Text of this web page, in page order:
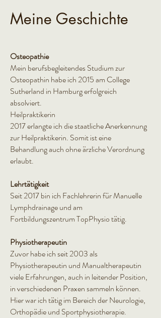
Meine Geschichte
Osteopathie
Mein berufsbegleitendes Studium zur
Osteopathin habe ich 2015 am College
Sutherland in Hamburg erfolgreich
absolviert.
Heilpraktikerin
2017 erlangte ich die staatliche Anerkennung
zur Heilpraktikerin. Somit ist eine
Behandlung auch ohne ärzliche Verordnung
erlaubt.
Lehrtätigkeit
Seit 2017 bin ich Fachlehrerin für Manuelle
Lymphdrainage und am
Fortbildungszentrum TopPhysio tätig.
Physiotherapeutin
Zuvor habe ich seit 2003 als
Physiotherapeutin und Manualtherapeutin
viele Erfahrungen, auch in leitender Position,
in verschiedenen Praxen sammeln können.
Hier war ich tätig im Bereich der Neurologie,
Orthopädie und Sportphysiotherapie.